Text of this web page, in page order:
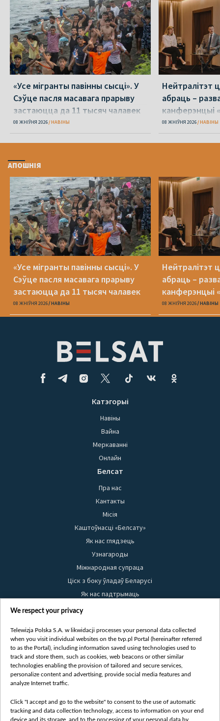
«Усе мігранты павінны сысці». У
Сэўце пасля масавага прарыву
застаюцца да 11 тысяч чалавек
08 ЖНІЎНЯ 2026 НАВІНЫ
Нейтралітэт
абраць –
канферэнцыі
08 ЖНІЎНЯ 2026 НАВІНЫ
АПОШНІЯ
«Усе мігранты павінны сысці». У
Сэўце пасля масавага прарыву
застаюцца да 11 тысяч чалавек
08 ЖНІЎНЯ 2026 НАВІНЫ
Нейтралітэт
абраць –
канферэнцыі
08 ЖНІЎНЯ 2026 НАВІНЫ
Катэгорыі
Навіны
Вайна
Меркаванні
Онлайн
Белсат
Пра нас
Кантакты
Місія
Каштоўнасці «Белсату»
Як нас глядзець
Узнагароды
Міжнародная супраца
Ціск з боку ўладаў Беларусі
Як нас падтрымаць
Правілы выкарыстання матэрыялаў
Бяспека
Youtube
Белсат news
Белсат Shorts
Жэстачайшы мульт
Belsat English
We respect your privacy
Telewizja Polska S.A. w likwidacji processes your personal data collected
when you visit individual websites on the tvp.pl Portal (hereinafter referred
to as the Portal), including information saved using technologies used to
track and store them, such as cookies, web beacons or other similar
technologies enabling the provision of tailored and secure services,
personalize content and advertising, provide social media features and
analyze Internet traffic.
Click "I accept and go to the website" to consent to the use of automatic
tracking and data collection technology, access to information on your end
device and its storage, and to the processing of your personal data by